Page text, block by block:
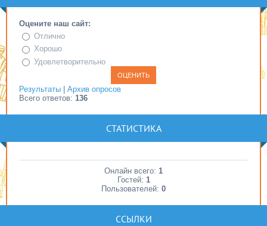
Оцените наш сайт:
Отлично
Хорошо
Удовлетворительно
Результаты
Архив опросов
Всего ответов: 136
СТАТИСТИКА
Онлайн всего: 1
Гостей: 1
Пользователей: 0
ССЫЛКИ